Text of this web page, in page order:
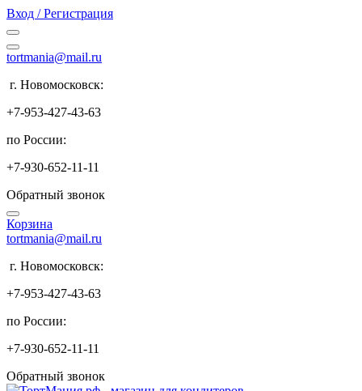
Вход / Регистрация
tortmania@mail.ru
г. Новомосковск:
+7-953-427-43-63
по России:
+7-930-652-11-11
Обратный звонок
Корзина
tortmania@mail.ru
г. Новомосковск:
+7-953-427-43-63
по России:
+7-930-652-11-11
Обратный звонок